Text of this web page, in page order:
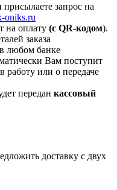
присылаете запрос на
oniks.ru
на оплату (с QR-кодом).
заказа
любом банке
Вам поступит
работу или о передаче
передан кассовый
доставку с двух